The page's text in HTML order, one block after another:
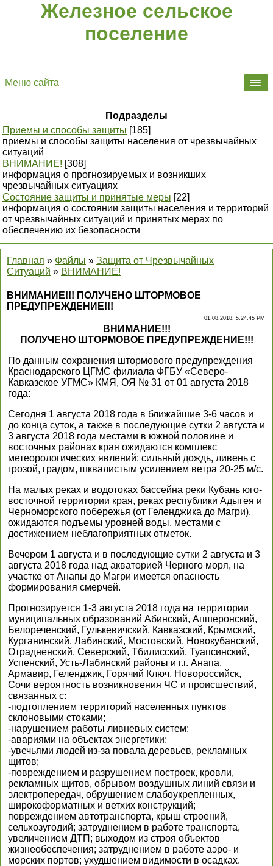
Железное сельское
поселение
Меню сайта
Подразделы
Приемы и способы защиты [185]
приемы и способы защиты населения от чрезвычайных
ситуаций
ВНИМАНИЕ! [308]
информация о прогнозируемых и возникших
чрезвычайных ситуациях
Состояние защиты и принятые меры [22]
информация о состоянии защиты населения и территорий
от чрезвычайных ситуаций и принятых мерах по
обеспечению их безопасности
Главная » Файлы » Защита от Чрезвычайных
Ситуаций » ВНИМАНИЕ!
ВНИМАНИЕ!!! ПОЛУЧЕНО ШТОРМОВОЕ
ПРЕДУПРЕЖДЕНИЕ!!!
01.08.2018, 5.24.45 PM
ВНИМАНИЕ!!!
ПОЛУЧЕНО ШТОРМОВОЕ ПРЕДУПРЕЖДЕНИЕ!!!
По данным сохранения штормового предупреждения
Краснодарского ЦГМС филиала ФГБУ «Северо-
Кавказское УГМС» КМЯ, ОЯ № 31 от 01 августа 2018
года:
Сегодня 1 августа 2018 года в ближайшие 3-6 часов и
до конца суток, а также в последующие сутки 2 августа и
3 августа 2018 года местами в южной половине и
восточных районах края ожидаются комплекс
метеорологических явлений: сильный дождь, ливень с
грозой, градом, шквалистым усилением ветра 20-25 м/с.
На малых реках и водотоках бассейна реки Кубань юго-
восточной территории края, реках республики Адыгея и
Черноморского побережья (от Геленджика до Магри),
ожидаются подъемы уровней воды, местами с
достижением неблагоприятных отметок.
Вечером 1 августа и в последующие сутки 2 августа и 3
августа 2018 года над акваторией Черного моря, на
участке от Анапы до Магри имеется опасность
формирования смерчей.
Прогнозируется 1-3 августа 2018 года на территории
муниципальных образований Абинский, Апшеронский,
Белореченский, Гулькевичский, Кавказский, Крымский,
Курганинский, Лабинский, Мостовский, Новокубанский,
Отрадненский, Северский, Тбилисский, Туапсинский,
Успенский, Усть-Лабинский районы и г.г. Анапа,
Армавир, Геленджик, Горячий Ключ, Новороссийск,
Сочи вероятность возникновения ЧС и происшествий,
связанных с:
-подтоплением территорий населенных пунктов
склоновыми стоками;
-нарушением работы ливневых систем;
-авариями на объектах энергетики;
-увечьями людей из-за повала деревьев, рекламных
щитов;
-повреждением и разрушением построек, кровли,
рекламных щитов, обрывом воздушных линий связи и
электропередач, обрушением слабоукрепленных,
широкоформатных и ветхих конструкций;
повреждением автотранспорта, крыш строений,
сельхозугодий; затруднением в работе транспорта,
увеличением ДТП; выходом из строя объектов
жизнеобеспечения; затруднением в работе аэро- и
морских портов; ухудшением видимости в осадках.